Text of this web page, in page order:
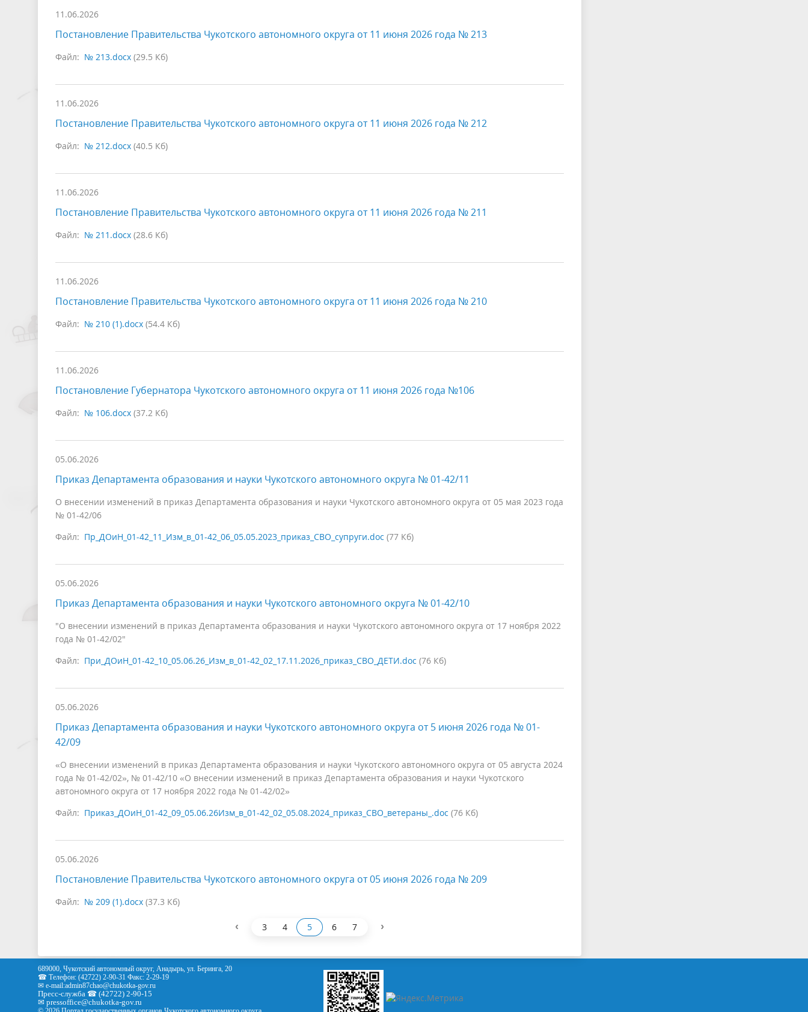
11.06.2026
Постановление Правительства Чукотского автономного округа от 11 июня 2026 года № 213
Файл: № 213.docx (29.5 Кб)
11.06.2026
Постановление Правительства Чукотского автономного округа от 11 июня 2026 года № 212
Файл: № 212.docx (40.5 Кб)
11.06.2026
Постановление Правительства Чукотского автономного округа от 11 июня 2026 года № 211
Файл: № 211.docx (28.6 Кб)
11.06.2026
Постановление Правительства Чукотского автономного округа от 11 июня 2026 года № 210
Файл: № 210 (1).docx (54.4 Кб)
11.06.2026
Постановление Губернатора Чукотского автономного округа от 11 июня 2026 года №106
Файл: № 106.docx (37.2 Кб)
05.06.2026
Приказ Департамента образования и науки Чукотского автономного округа № 01-42/11
О внесении изменений в приказ Департамента образования и науки Чукотского автономного округа от 05 мая 2023 года
№ 01-42/06
Файл: Пр_ДОиН_01-42_11_Изм_в_01-42_06_05.05.2023_приказ_СВО_супруги.doc (77 Кб)
05.06.2026
Приказ Департамента образования и науки Чукотского автономного округа № 01-42/10
"О внесении изменений в приказ Департамента образования и науки Чукотского автономного округа от 17 ноября 2022
года № 01-42/02"
Файл: При_ДОиН_01-42_10_05.06.26_Изм_в_01-42_02_17.11.2026_приказ_СВО_ДЕТИ.doc (76 Кб)
05.06.2026
Приказ Департамента образования и науки Чукотского автономного округа от 5 июня 2026 года № 01-
42/09
«О внесении изменений в приказ Департамента образования и науки Чукотского автономного округа от 05 августа 2024
года № 01-42/02», № 01-42/10 «О внесении изменений в приказ Департамента образования и науки Чукотского
автономного округа от 17 ноября 2022 года № 01-42/02»
Файл: Приказ_ДОиН_01-42_09_05.06.26Изм_в_01-42_02_05.08.2024_приказ_СВО_ветераны_.doc (76 Кб)
05.06.2026
Постановление Правительства Чукотского автономного округа от 05 июня 2026 года № 209
Файл: № 209 (1).docx (37.3 Кб)
‹ 3 4 5 6 7 ›
689000, Чукотский автономный округ, Анадырь, ул. Беринга, 20
☎ Телефон: (42722) 2-90-31 Факс: 2-29-19
✉ e-mail:admin87chao@chukotka-gov.ru
Пресс-служба ☎ (42722) 2-90-15
✉ pressoffice@chukotka-gov.ru